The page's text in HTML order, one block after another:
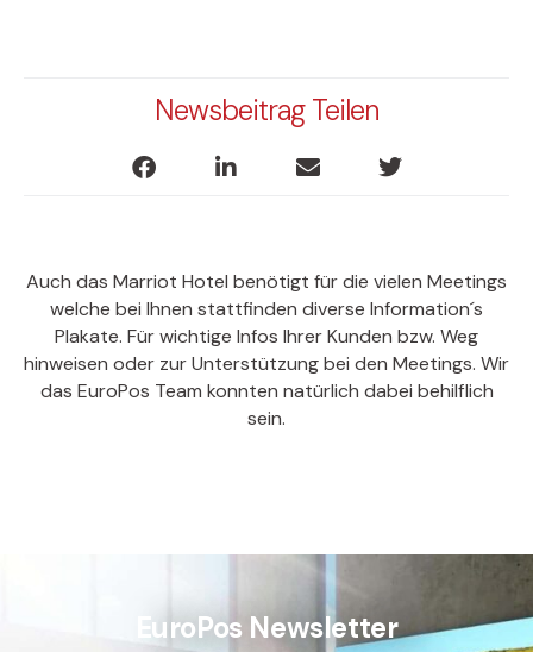
Newsbeitrag Teilen
Auch das Marriot Hotel benötigt für die vielen Meetings
welche bei Ihnen stattfinden diverse Information´s
Plakate. Für wichtige Infos Ihrer Kunden bzw. Weg
hinweisen oder zur Unterstützung bei den Meetings. Wir
das EuroPos Team konnten natürlich dabei behilflich
sein.
EuroPos Newsletter